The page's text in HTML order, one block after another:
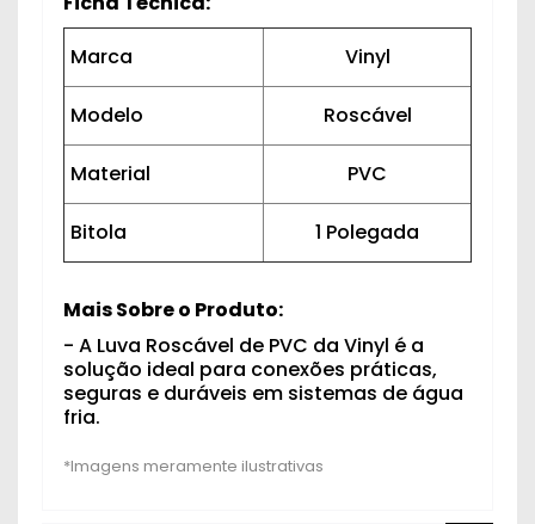
Marca
Vinyl
Modelo Roscável
Material PVC
Bitola 1 Polegada
Mais Sobre o Produto:
- A Luva Roscável de PVC da Vinyl é a
solução ideal para conexões práticas,
seguras e duráveis em sistemas de água
fria.